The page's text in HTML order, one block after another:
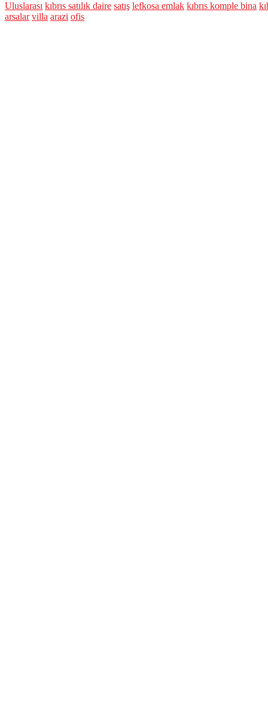
Uluslarası kıbrıs satılık daire satış lefkosa emlak kıbrıs komple bina
arsalar villa arazi ofis